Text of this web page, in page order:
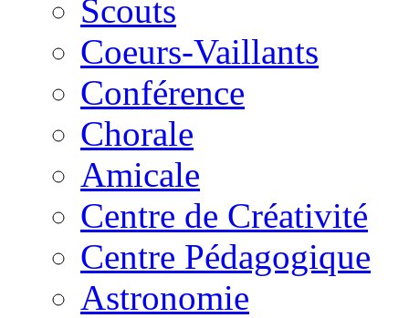
Scouts
Coeurs-Vaillants
Conférence
Chorale
Amicale
Centre de Créativité
Centre Pédagogique
Astronomie